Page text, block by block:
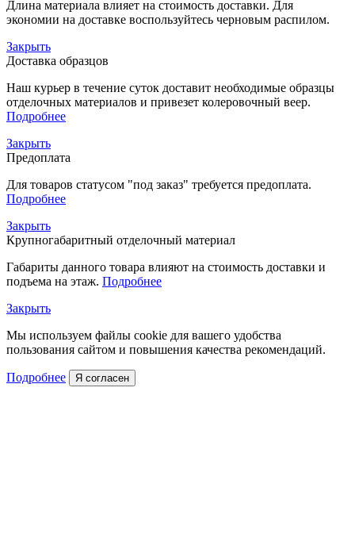
Длина материала влияет на стоимость доставки. Для
экономии на доставке воспользуйтесь черновым распилом.
Закрыть
Доставка образцов
Наш курьер в течение суток доставит необходимые образцы
отделочных материалов и привезет колеровочный веер.
Подробнее
Закрыть
Предоплата
Для товаров статусом "под заказ" требуется предоплата.
Подробнее
Закрыть
Крупногабаритный отделочный материал
Габариты данного товара влияют на стоимость доставки и
подъема на этаж. Подробнее
Закрыть
Мы используем файлы cookie для вашего удобства
пользования сайтом и повышения качества рекомендаций.
Подробнее Я согласен